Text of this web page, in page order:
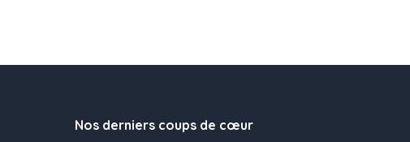
Nos derniers coups de cœur